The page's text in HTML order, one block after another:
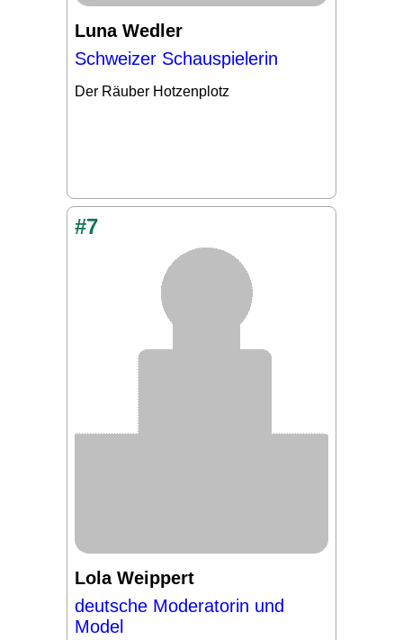
Luna Wedler
Schweizer Schauspielerin
Der Räuber Hotzenplotz
#7
Lola Weippert
deutsche Moderatorin und
Model